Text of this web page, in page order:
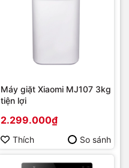
Máy giặt Xiaomi MJ107 3kg
tiện lợi
2.299.000₫
Thích So sánh